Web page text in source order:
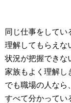
同じ仕事をしてい
理解してもらえな
状況が把握できな
家族もよく理解し
でも職場の人なら
すべて分かってい